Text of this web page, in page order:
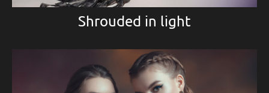
Shrouded in light